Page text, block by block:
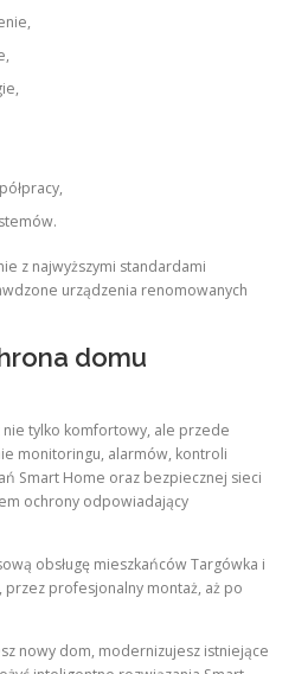
z najwyższymi standardami
urządzenia renomowanych
domu
tylko komfortowy, ale przede
monitoringu, alarmów, kontroli
Smart Home oraz bezpiecznej sieci
ochrony odpowiadający
obsługę mieszkańców Targówka i
profesjonalny montaż, aż po
nowy dom, modernizujesz istniejące